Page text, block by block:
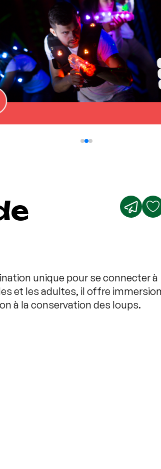
unique pour se connecter à
et les adultes, il offre immersion
à la conservation des loups.